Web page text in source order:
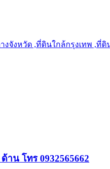
จังหวัด ,ที่ดินใกล้กรุงเทพ ,ที่ดิ
าน โทร 0932565662